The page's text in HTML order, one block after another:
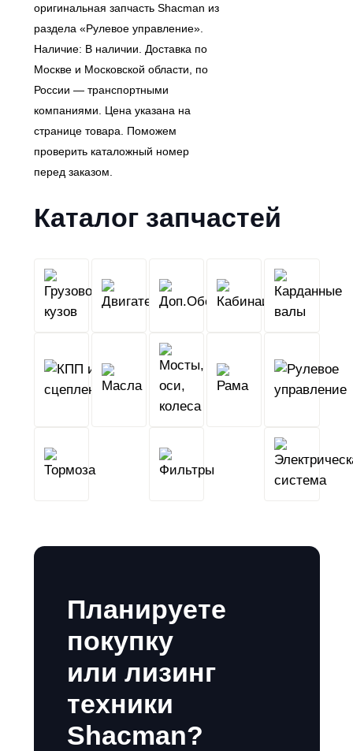
оригинальная запчасть Shacman из
раздела «Рулевое управление».
Наличие: В наличии. Доставка по
Москве и Московской области, по
России — транспортными
компаниями. Цена указана на
странице товара. Поможем
проверить каталожный номер
перед заказом.
Каталог запчастей
Грузовой
кузов
Двигатель Кабина
КПП
и
сцепление
Масла
оси,
Рама
Тормоза Фильтры
Планируете
покупку
или лизинг
техники
Shacman?